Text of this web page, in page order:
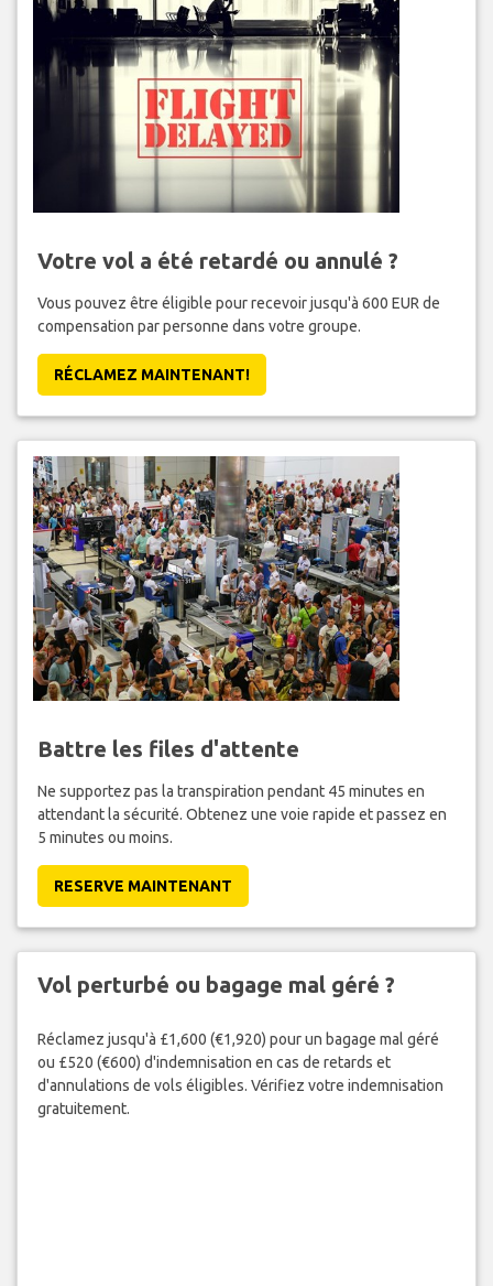
Votre vol a été retardé ou annulé ?
Vous pouvez être éligible pour recevoir jusqu'à 600 EUR de
compensation par personne dans votre groupe.
RÉCLAMEZ MAINTENANT!
Battre les files d'attente
Ne supportez pas la transpiration pendant 45 minutes en
attendant la sécurité. Obtenez une voie rapide et passez en
5 minutes ou moins.
RESERVE MAINTENANT
Vol perturbé ou bagage mal géré ?
Réclamez jusqu'à £1,600 (€1,920) pour un bagage mal géré
ou £520 (€600) d'indemnisation en cas de retards et
d'annulations de vols éligibles. Vérifiez votre indemnisation
gratuitement.